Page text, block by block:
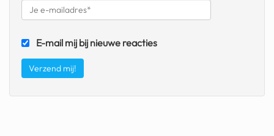
fatbike
nord stream
rachael gunn
E-mail mij bij nieuwe reacties